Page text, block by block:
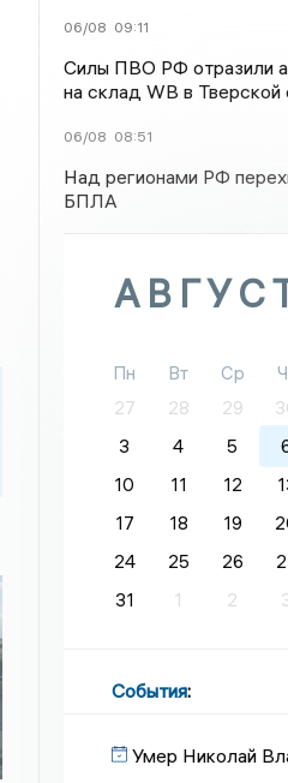
06/08 09:11
Силы ПВО РФ отразили
на склад WB в Тверской
06/08 08:51
Над регионами РФ
БПЛА
Пн Вт Ср
27
28 29
3
4 5
10
11 12
17
18 19
24
25 26
31
1 2
События:
Умер Николай